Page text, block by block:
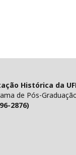
Histórica da
de Pós-
2876)